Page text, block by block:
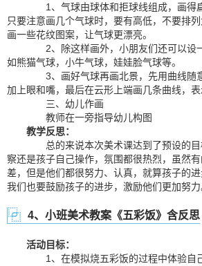
1、气球由球体和拒球线组成，画得扁
只要注意画几个气球时，要有高低，不要排
画一些花纹图案，让气球更漂亮。
2、除这样画外，小朋友们还可以设一
如熊猫气球，小牛气球，娃娃脸气球等。
3、画好气球再画北景，先用曲线随
加上眼和嘴，最后在云形上端画几条曲线，表
三、幼儿作画
教师在一旁指导幼儿构图
教学反思：
总的来说本次美术课达到了预设的目
察还是孩子自己操作，氛围都很热烈，虽然
差，但是他们都很努力、认真，就算孩子的
我们也要鼓励孩子的进步，激励他们更加努力
4、小班美术教案《五彩饭》含反思
活动目标：
1、在模拟烧五彩饭的过程中体验自己